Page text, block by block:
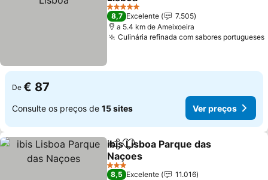
5 Estrelas
8,7 Excelente
7.505
a 5.4 km de Ameixoeira
Culinária refinada com sabores portugueses
De € 87
Consulte os preços de 15 sites Ver preços
PartilharAdicionar aos favoritos
ibis Lisboa Parque das
Naçoes
3 Estrelas
8,5 Excelente
11.016